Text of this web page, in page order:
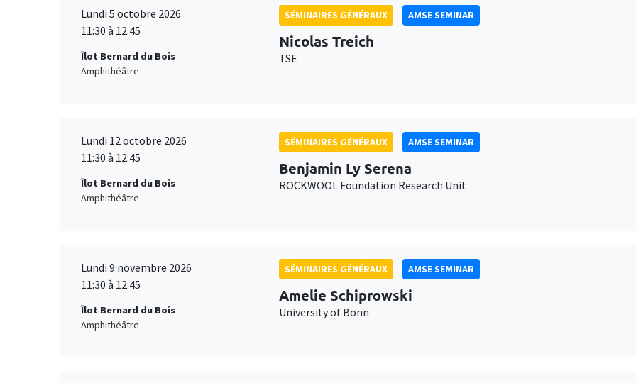
Lundi 5 octobre 2026
11:30 à 12:45
Îlot Bernard du Bois
Amphithéâtre
SÉMINAIRES GÉNÉRAUX AMSE SEMINAR
Nicolas Treich
TSE
Lundi 12 octobre 2026
11:30 à 12:45
Îlot Bernard du Bois
Amphithéâtre
SÉMINAIRES GÉNÉRAUX AMSE SEMINAR
Benjamin Ly Serena
ROCKWOOL Foundation Research Unit
Lundi 9 novembre 2026
11:30 à 12:45
Îlot Bernard du Bois
Amphithéâtre
SÉMINAIRES GÉNÉRAUX AMSE SEMINAR
Amelie Schiprowski
University of Bonn